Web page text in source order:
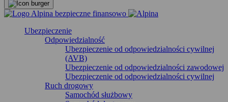
Ubezpieczenie
Odpowiedzialność
Ubezpieczenie od odpowiedzialności cywilnej
(AVB)
Ubezpieczenie od odpowiedzialności zawodowej
Ubezpieczenie od odpowiedzialności cywilnej
Ruch drogowy
Samochód służbowy